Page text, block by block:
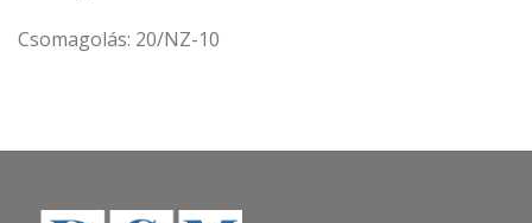
Csomagolás: 20/NZ-10